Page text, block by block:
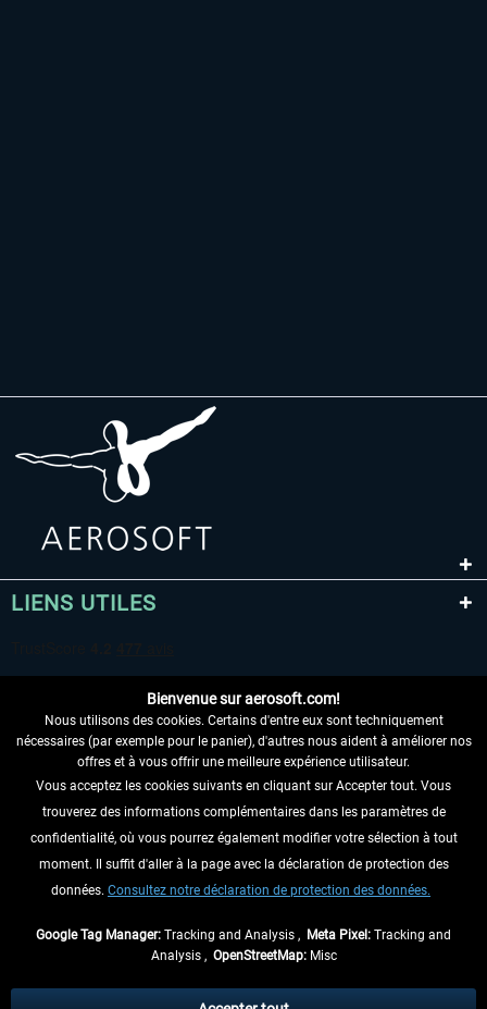
LIENS UTILES
RENONCER AU CONTRAT ICI
INFORMATIONS
NE MANQUEZ PAS LES DERNIÈRES
échéant, frais de remboursement, si aucune description contraire.
Bienvenue sur aerosoft.com!
Nous utilisons des cookies. Certains d'entre eux sont techniquement
nécessaires (par exemple pour le panier), d'autres nous aident à améliorer nos
offres et à vous offrir une meilleure expérience utilisateur.
Vous acceptez les cookies suivants en cliquant sur Accepter tout. Vous
trouverez des informations complémentaires dans les paramètres de
confidentialité, où vous pourrez également modifier votre sélection à tout
moment. Il suffit d'aller à la page avec la déclaration de protection des
données. Consultez notre déclaration de protection des données.
Google Tag Manager: Tracking and Analysis , Meta Pixel: Tracking and
Analysis , OpenStreetMap:Misc